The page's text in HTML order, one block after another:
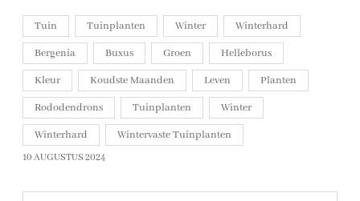
Tuin Tuinplanten Winter
Winterhard
Bergenia
Buxus Groen
Helleborus
Kleur
Koudste Maanden Leven
Planten
Rododendrons
Tuinplanten
Winter
Winterhard
Wintervaste Tuinplanten
10 AUGUSTUS 2024